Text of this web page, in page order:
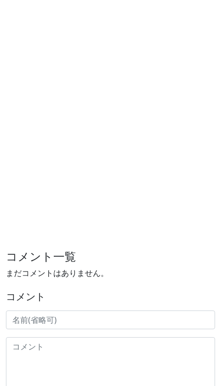
コメント一覧
まだコメントはありません。
コメント